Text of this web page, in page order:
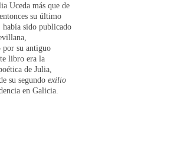
Uceda más que de
su último
, había sido publicado
por su antiguo
libro era la
de Julia,
su segundoexilio
en Galicia.